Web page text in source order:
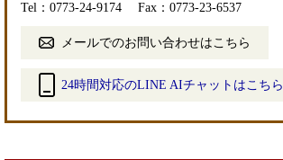
Tel：0773-24-9174
Fax：0773-23-6537
メールでのお問い合わせはこちら
24時間対応のLINE AIチャットはこちら